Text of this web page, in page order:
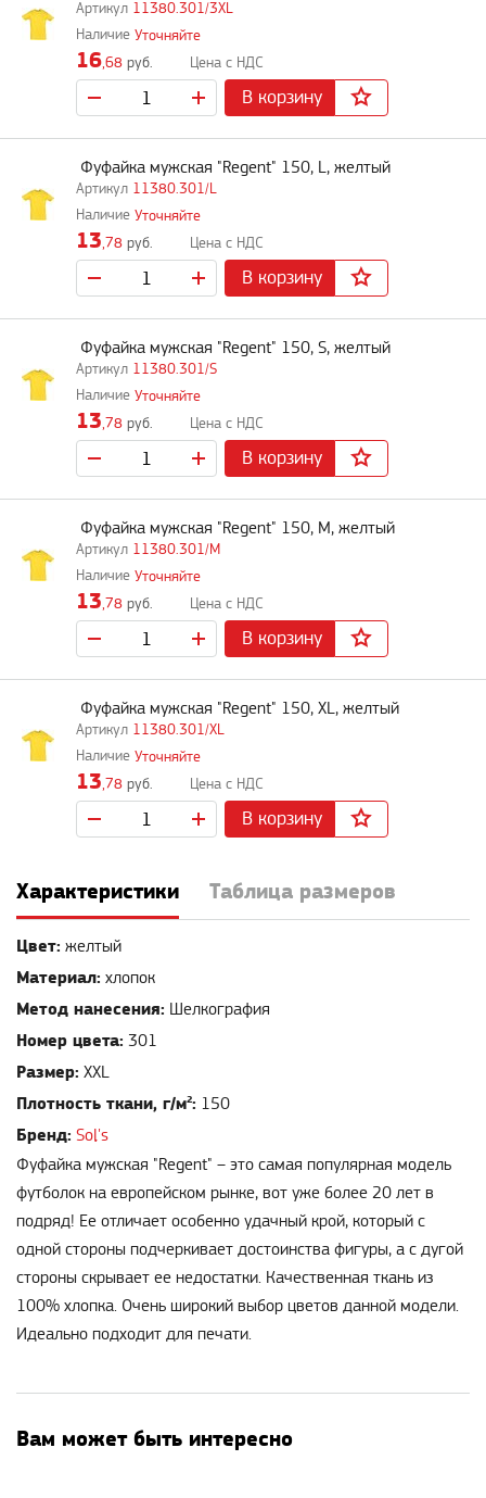
11380.301/3XL
Уточняйте
16,68 руб.
В корзину
11380.301/L
Фуфайка мужская "Regent" 150, L, желтый
Уточняйте
13,78 руб.
В корзину
11380.301/S
Фуфайка мужская "Regent" 150, S, желтый
Уточняйте
13,78 руб.
В корзину
11380.301/M
Фуфайка мужская "Regent" 150, M, желтый
Уточняйте
13,78 руб.
В корзину
11380.301/XL
Фуфайка мужская "Regent" 150, XL, желтый
Уточняйте
13,78 руб.
В корзину
Характеристики Таблица размеров
Цвет: желтый
Материал: хлопок
Метод нанесения: Шелкография
Номер цвета: 301
Размер: XXL
Плотность ткани, г/м²: 150
Бренд: Sol's
Фуфайка мужская "Regent" – это самая популярная модель
футболок на европейском рынке, вот уже более 20 лет в
подряд! Ее отличает особенно удачный крой, который с
одной стороны подчеркивает достоинства фигуры, а с дугой
стороны скрывает ее недостатки. Качественная ткань из
100% хлопка. Очень широкий выбор цветов данной модели.
Идеально подходит для печати.
Вам может быть интересно